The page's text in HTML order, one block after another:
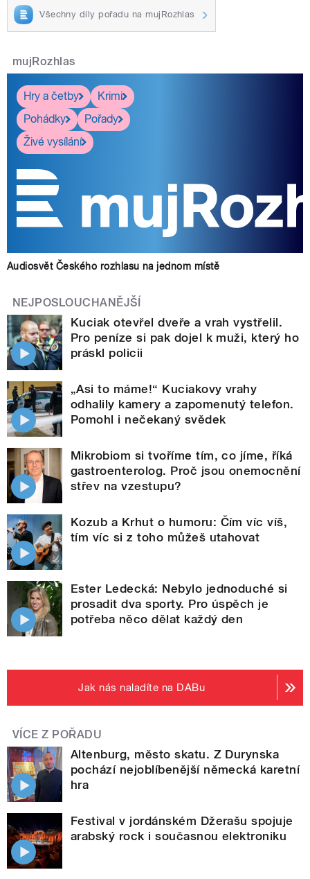
Všechny díly pořadu na mujRozhlas
mujRozhlas
Hry a četby
Krimi
Pohádky
Pořady
Živé vysílání
Audiosvět Českého rozhlasu na jednom místě
NEJPOSLOUCHANĚJŠÍ
Kuciak otevřel dveře a vrah vystřelil.
Pro peníze si pak dojel k muži, který ho
práskl policii
„Asi to máme!“ Kuciakovy vrahy
odhalily kamery a zapomenutý telefon.
Pomohl i nečekaný svědek
Mikrobiom si tvoříme tím, co jíme, říká
gastroenterolog. Proč jsou onemocnění
střev na vzestupu?
Kozub a Krhut o humoru: Čím víc víš,
tím víc si z toho můžeš utahovat
Ester Ledecká: Nebylo jednoduché si
prosadit dva sporty. Pro úspěch je
potřeba něco dělat každý den
Jak nás naladíte na DABu
VÍCE Z POŘADU
Altenburg, město skatu. Z Durynska
pochází nejoblíbenější německá karetní
hra
Festival v jordánském Džerašu spojuje
arabský rock i současnou elektroniku